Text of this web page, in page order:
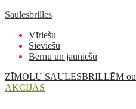
Saulesbrilles
Vīriešu
Sieviešu
Bērnu un jauniešu
ZĪMOLU SAULESBRILLĒM
AKCIJAS